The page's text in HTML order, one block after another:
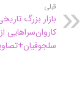
قبلی
بازار بزرگ
کاروان‌سراهایی